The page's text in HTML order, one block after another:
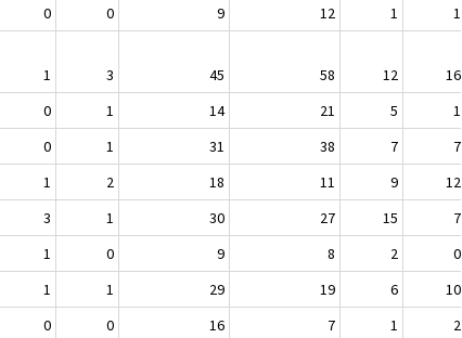
0 0 9 12 1 1
1 3 45 58 12 16
0 1 14 21 5 1
0 1 31 38 7 7
1 2 18 11 9 12
3 1 30 27 15 7
1 0 9 8 2 0
1 1 29 19 6 10
0 0 16 7 1 2